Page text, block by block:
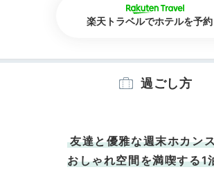
楽天トラベルでホテルを予約
過ごし方
友達と優雅な週末ホカン
おしゃれ空間を満喫する1